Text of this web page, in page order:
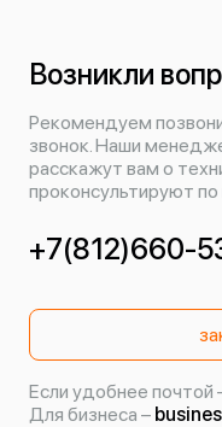
Возникли
Рекомендуем
звонок. Наши
расскажут вам о
проконсультируют
+7(812)660-
Если удобнее почтой
Для бизнеса –